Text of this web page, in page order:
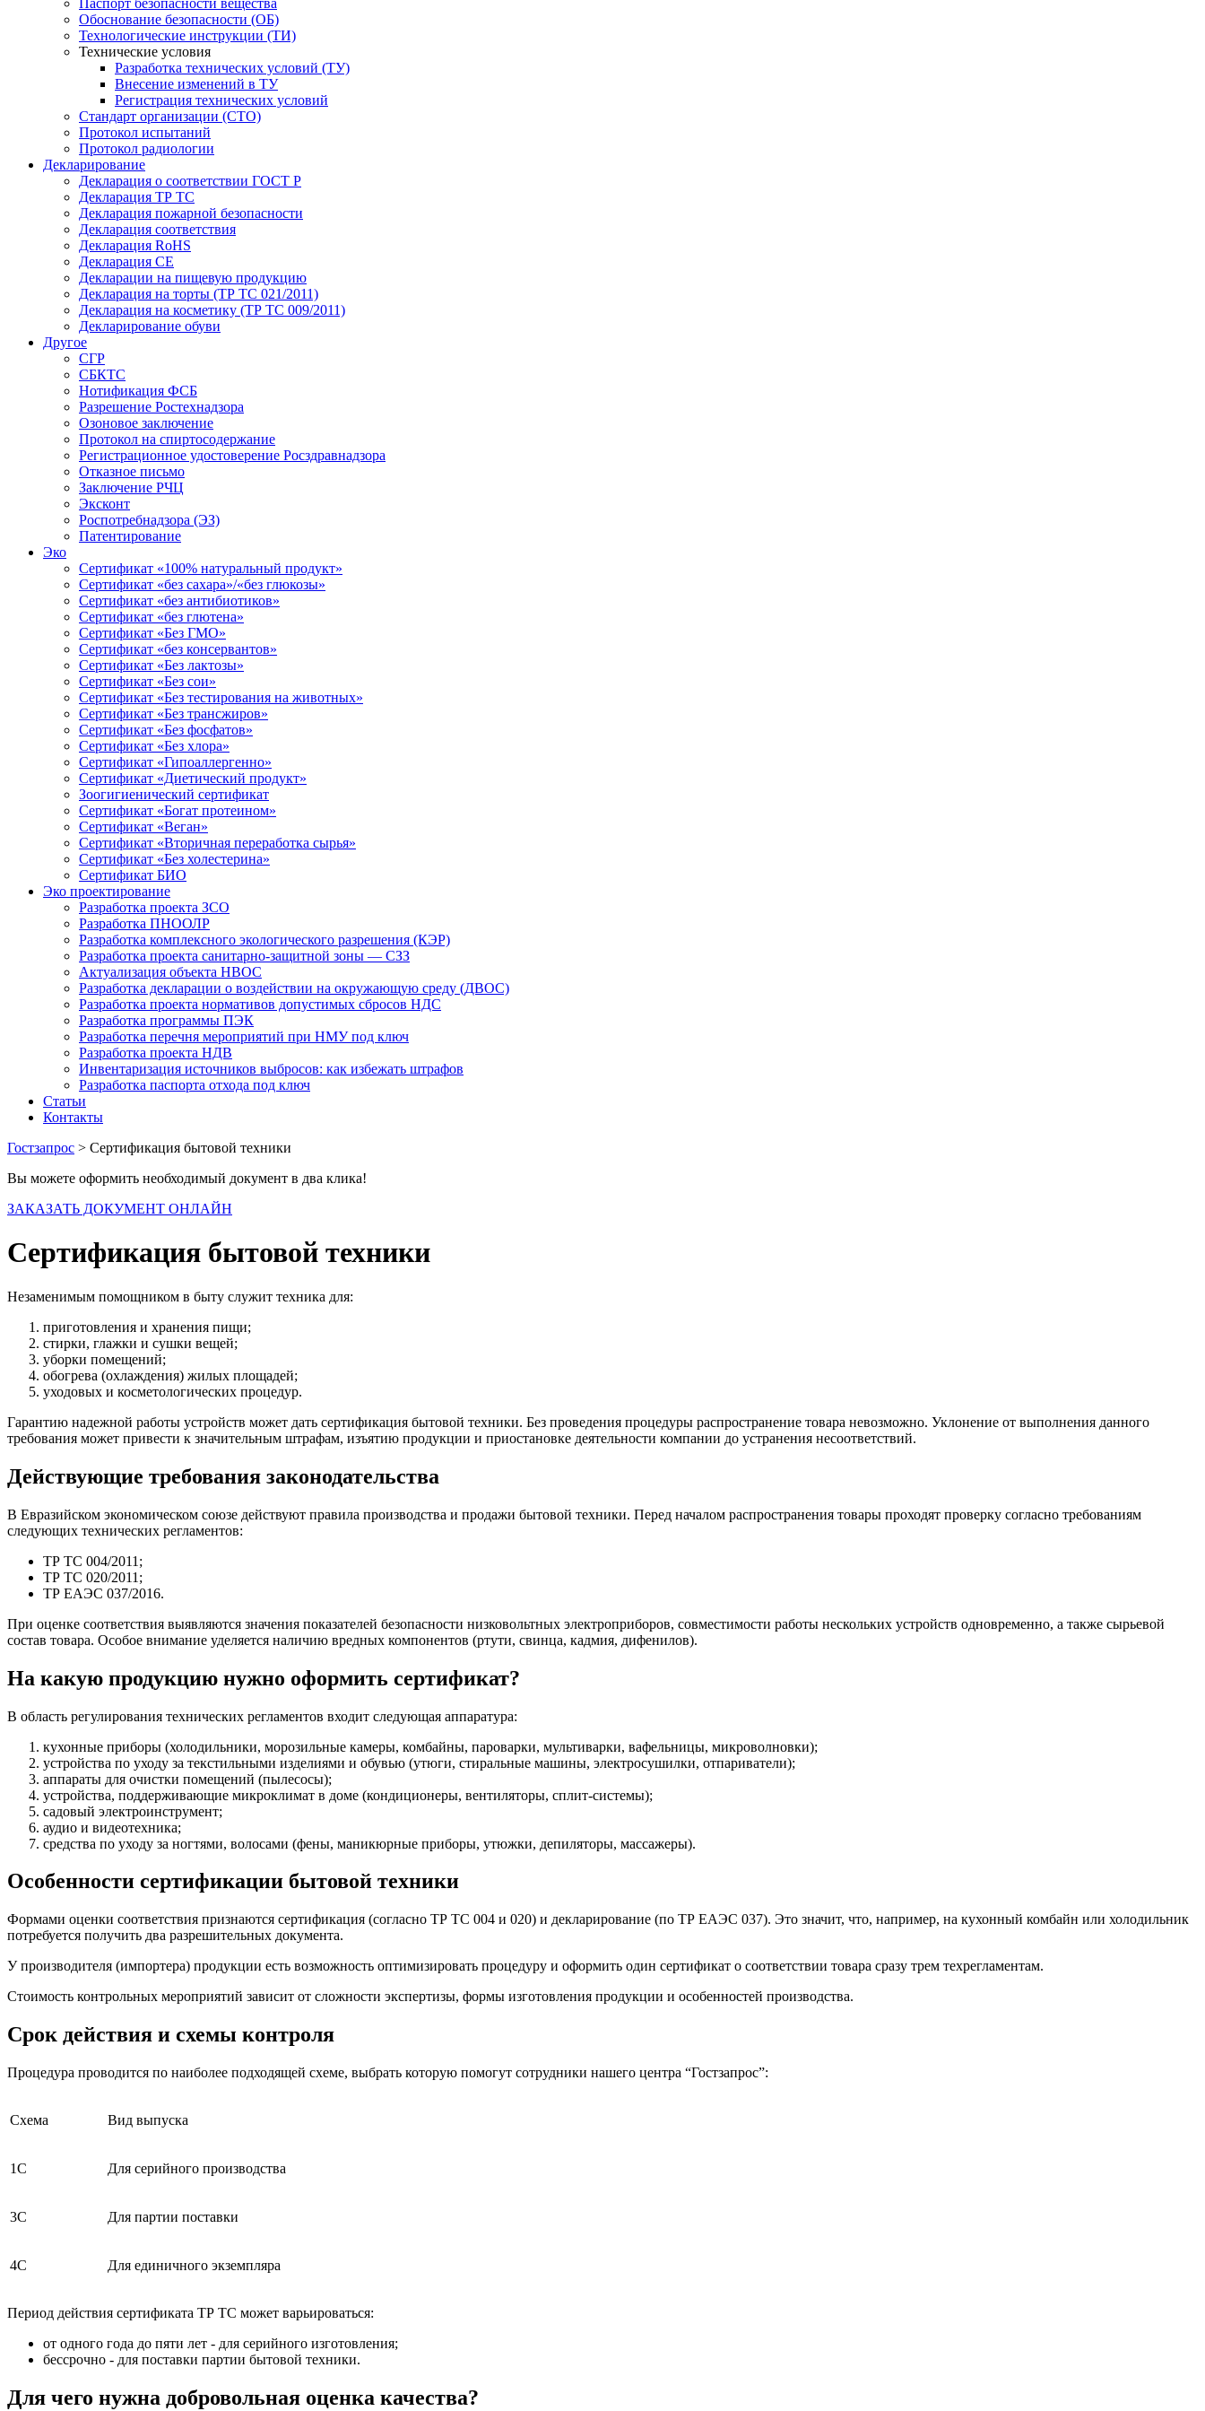
Паспорт безопасности вещества
Обоснование безопасности (ОБ)
Технологические инструкции (ТИ)
Технические условия
Разработка технических условий (ТУ)
Внесение изменений в ТУ
Регистрация технических условий
Стандарт организации (СТО)
Протокол испытаний
Протокол радиологии
Декларирование
Декларация о соответствии ГОСТ Р
Декларация ТР ТС
Декларация пожарной безопасности
Декларация соответствия
Декларация RoHS
Декларация СЕ
Декларации на пищевую продукцию
Декларация на торты (ТР ТС 021/2011)
Декларация на косметику (ТР ТС 009/2011)
Декларирование обуви
Другое
СГР
СБКТС
Нотификация ФСБ
Разрешение Ростехнадзора
Озоновое заключение
Протокол на спиртосодержание
Регистрационное удостоверение Росздравнадзора
Отказное письмо
Заключение РЧЦ
Эксконт
Роспотребнадзора (ЭЗ)
Патентирование
Эко
Сертификат «100% натуральный продукт»
Сертификат «без сахара»/«без глюкозы»
Сертификат «без антибиотиков»
Сертификат «без глютена»
Сертификат «Без ГМО»
Сертификат «без консервантов»
Сертификат «Без лактозы»
Сертификат «Без сои»
Сертификат «Без тестирования на животных»
Сертификат «Без трансжиров»
Сертификат «Без фосфатов»
Сертификат «Без хлора»
Сертификат «Гипоаллергенно»
Сертификат «Диетический продукт»
Зоогигиенический сертификат
Сертификат «Богат протеином»
Сертификат «Веган»
Сертификат «Вторичная переработка сырья»
Сертификат «Без холестерина»
Сертификат БИО
Эко проектирование
Разработка проекта ЗСО
Разработка ПНООЛР
Разработка комплексного экологического разрешения (КЭР)
Разработка проекта санитарно-защитной зоны — СЗЗ
Актуализация объекта НВОС
Разработка декларации о воздействии на окружающую среду (ДВОС)
Разработка проекта нормативов допустимых сбросов НДС
Разработка программы ПЭК
Разработка перечня мероприятий при НМУ под ключ
Разработка проекта НДВ
Инвентаризация источников выбросов: как избежать штрафов
Разработка паспорта отхода под ключ
Статьи
Контакты
Гостзапрос > Сертификация бытовой техники
Вы можете оформить необходимый документ в два клика!
ЗАКАЗАТЬ ДОКУМЕНТ ОНЛАЙН
Сертификация бытовой техники
Незаменимым помощником в быту служит техника для:
приготовления и хранения пищи;
стирки, глажки и сушки вещей;
уборки помещений;
обогрева (охлаждения) жилых площадей;
уходовых и косметологических процедур.
Гарантию надежной работы устройств может дать сертификация бытовой техники. Без проведения процедуры распространение товара невозможно. Уклонение от выполнения данного
требования может привести к значительным штрафам, изъятию продукции и приостановке деятельности компании до устранения несоответствий.
Действующие требования законодательства
В Евразийском экономическом союзе действуют правила производства и продажи бытовой техники. Перед началом распространения товары проходят проверку согласно требованиям
следующих технических регламентов:
ТР ТС 004/2011;
ТР ТС 020/2011;
ТР ЕАЭС 037/2016.
При оценке соответствия выявляются значения показателей безопасности низковольтных электроприборов, совместимости работы нескольких устройств одновременно, а также сырьевой
состав товара. Особое внимание уделяется наличию вредных компонентов (ртути, свинца, кадмия, дифенилов).
На какую продукцию нужно оформить сертификат?
В область регулирования технических регламентов входит следующая аппаратура:
кухонные приборы (холодильники, морозильные камеры, комбайны, пароварки, мультиварки, вафельницы, микроволновки);
устройства по уходу за текстильными изделиями и обувью (утюги, стиральные машины, электросушилки, отпариватели);
аппараты для очистки помещений (пылесосы);
устройства, поддерживающие микроклимат в доме (кондиционеры, вентиляторы, сплит-системы);
садовый электроинструмент;
аудио и видеотехника;
средства по уходу за ногтями, волосами (фены, маникюрные приборы, утюжки, депиляторы, массажеры).
Особенности сертификации бытовой техники
Формами оценки соответствия признаются сертификация (согласно ТР ТС 004 и 020) и декларирование (по ТР ЕАЭС 037). Это значит, что, например, на кухонный комбайн или холодильник
потребуется получить два разрешительных документа.
У производителя (импортера) продукции есть возможность оптимизировать процедуру и оформить один сертификат о соответствии товара сразу трем техрегламентам.
Стоимость контрольных мероприятий зависит от сложности экспертизы, формы изготовления продукции и особенностей производства.
Срок действия и схемы контроля
Процедура проводится по наиболее подходящей схеме, выбрать которую помогут сотрудники нашего центра “Гостзапрос”:
Схема Вид выпуска
1С Для серийного производства
3С Для партии поставки
4С Для единичного экземпляра
Период действия сертификата ТР ТС может варьироваться:
от одного года до пяти лет - для серийного изготовления;
бессрочно - для поставки партии бытовой техники.
Для чего нужна добровольная оценка качества?